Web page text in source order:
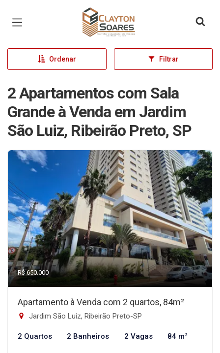
Página inicial
Ordenar Filtrar
2 Apartamentos com Sala
Grande à Venda em Jardim
São Luiz, Ribeirão Preto, SP
R$ 650.000
Apartamento à Venda com 2 quartos, 84m²
Jardim São Luiz, Ribeirão Preto-SP
2 Quartos 2 Banheiros 2 Vagas 84 m²